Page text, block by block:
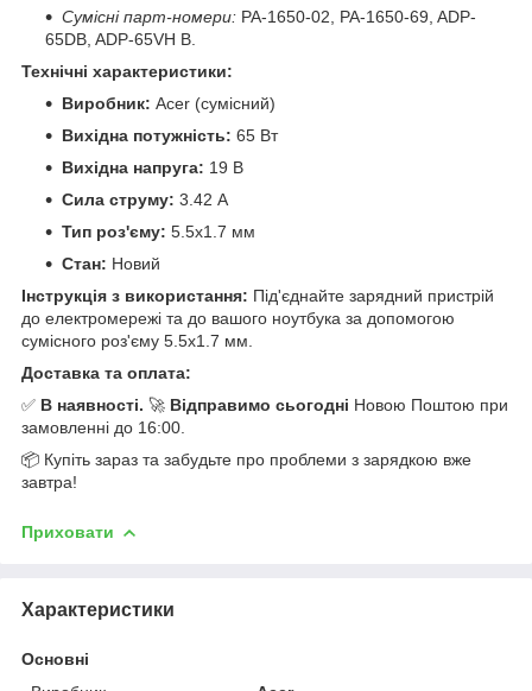
Сумісні парт-номери: PA-1650-02, PA-1650-69, ADP-
65DB, ADP-65VH B.
Технічні характеристики:
Виробник: Acer (сумісний)
Вихідна потужність: 65 Вт
Вихідна напруга: 19 В
Сила струму: 3.42 А
Тип роз'єму: 5.5x1.7 мм
Стан: Новий
Інструкція з використання: Під'єднайте зарядний пристрій
до електромережі та до вашого ноутбука за допомогою
сумісного роз'єму 5.5x1.7 мм.
Доставка та оплата:
✅ В наявності. 🚀 Відправимо сьогодні Новою Поштою при
замовленні до 16:00.
📦 Купіть зараз та забудьте про проблеми з зарядкою вже
завтра!
Приховати
Характеристики
Основні